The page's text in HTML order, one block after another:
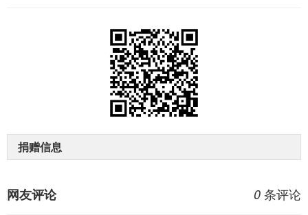
捐赠信息
0 条评论
网友评论